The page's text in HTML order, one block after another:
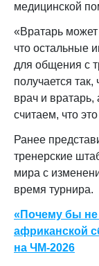
медицинской
«Вратарь может
что остальные
для общения с
получается так,
врач и
считаем, что
Ранее
тренерские
мира с
время турнира.
«Почему бы не
африканской
на ЧМ-2026